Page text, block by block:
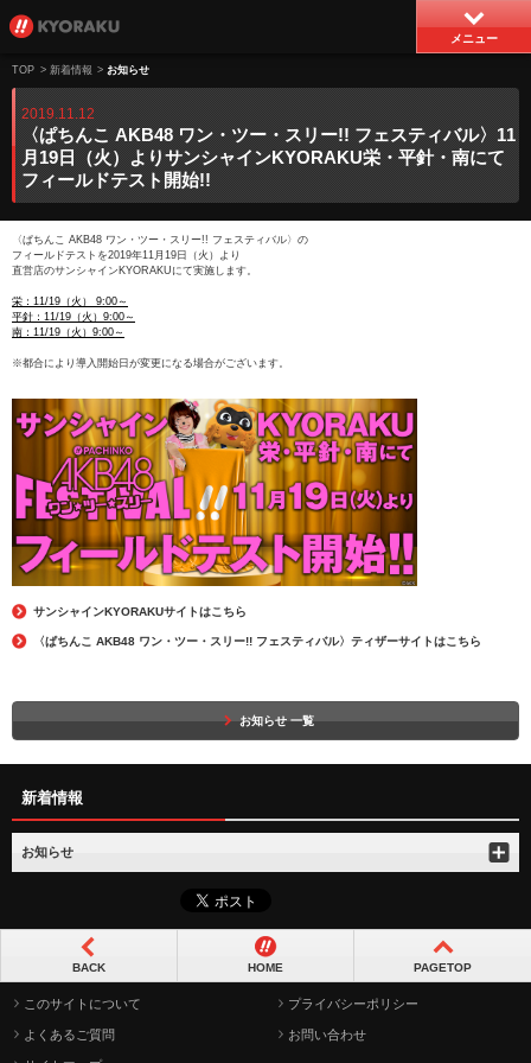
メニュー
TOP > 新着情報 > お知らせ
2019.11.12
〈ぱちんこ AKB48 ワン・ツー・スリー!! フェスティバル〉11
月19日（火）よりサンシャインKYORAKU栄・平針・南にて
フィールドテスト開始!!
〈ぱちんこ AKB48 ワン・ツー・スリー!! フェスティバル〉の
フィールドテストを2019年11月19日（火）より
直営店のサンシャインKYORAKUにて実施します。
栄：11/19（火） 9:00～
平針：11/19（火）9:00～
南：11/19（火）9:00～
※都合により導入開始日が変更になる場合がございます。
サンシャインKYORAKUサイトはこちら
〈ぱちんこ AKB48 ワン・ツー・スリー!! フェスティバル〉ティザーサイトはこちら
お知らせ 一覧
新着情報
お知らせ
BACK HOME PAGETOP
このサイトについて プライバシーポリシー
よくあるご質問 お問い合わせ